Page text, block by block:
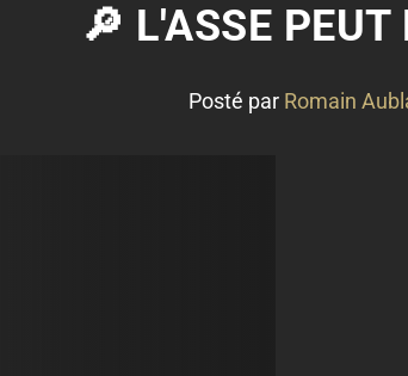
🔎 L'ASSE
Posté par Romain